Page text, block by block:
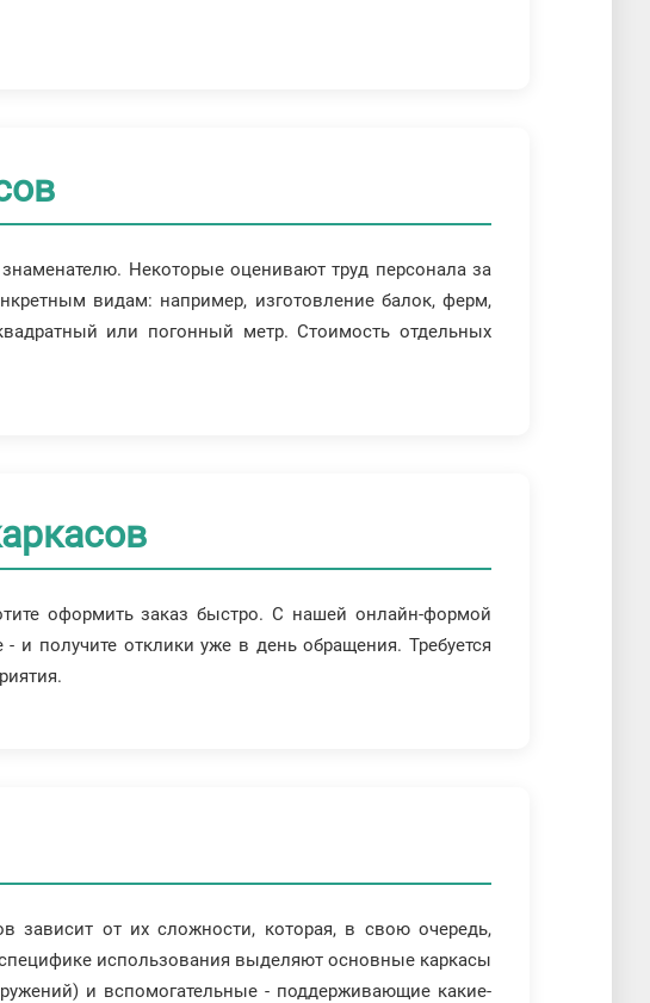
Некоторые оценивают труд персонала за
видам: например, изготовление балок, ферм,
или погонный метр. Стоимость отдельных
оформить заказ быстро. С нашей онлайн-формой
и получите отклики уже в день обращения. Требуется
зависит от их сложности, которая, в свою очередь,
использования выделяют основные каркасы
и вспомогательные - поддерживающие какие-